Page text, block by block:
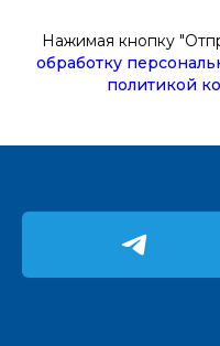
Нажимая кнопку
обработку
политикой